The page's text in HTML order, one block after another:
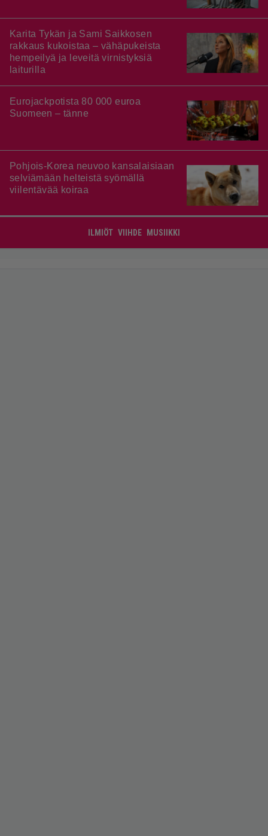
Karita Tykän ja Sami Saikkosen
rakkaus kukoistaa – vähäpukeista
hempeilyä ja leveitä virnistyksiä
laiturilla
Eurojackpotista 80 000 euroa
Suomeen – tänne
Pohjois-Korea neuvoo kansalaisiaan
selviämään helteistä syömällä
viilentävää koiraa
ILMIÖT VIIHDE MUSIIKKI